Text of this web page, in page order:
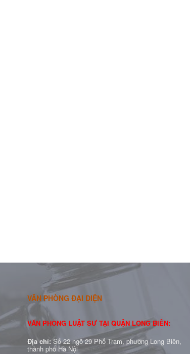
VĂN PHÒNG ĐẠI DIỆN
VĂN PHÒNG LUẬT SƯ TẠI QUẬN LONG BIÊN:
Địa chỉ: Số 22 ngõ 29 Phố Trạm, phường Long Biên,
thành phố Hà Nội